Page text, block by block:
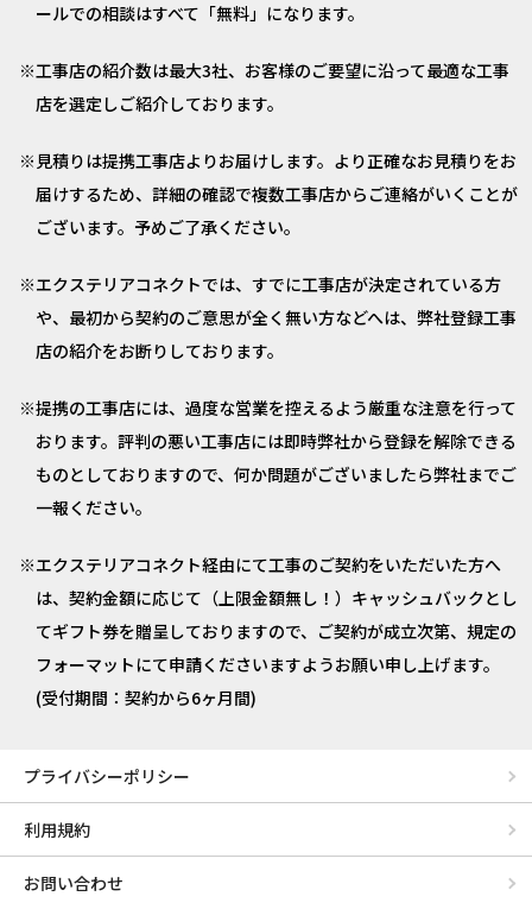
ールでの相談はすべて「無料」になります。
工事店の紹介数は最大3社、お客様のご要望に沿って最適な工事
店を選定しご紹介しております。
見積りは提携工事店よりお届けします。より正確なお見積りをお
届けするため、詳細の確認で複数工事店からご連絡がいくことが
ございます。予めご了承ください。
エクステリアコネクトでは、すでに工事店が決定されている方
や、最初から契約のご意思が全く無い方などへは、弊社登録工事
店の紹介をお断りしております。
提携の工事店には、過度な営業を控えるよう厳重な注意を行って
おります。評判の悪い工事店には即時弊社から登録を解除できる
ものとしておりますので、何か問題がございましたら弊社までご
一報ください。
エクステリアコネクト経由にて工事のご契約をいただいた方へ
は、契約金額に応じて（上限金額無し！）キャッシュバックとし
てギフト券を贈呈しておりますので、ご契約が成立次第、規定の
フォーマットにて申請くださいますようお願い申し上げます。
(受付期間：契約から6ヶ月間)
プライバシーポリシー
利用規約
お問い合わせ